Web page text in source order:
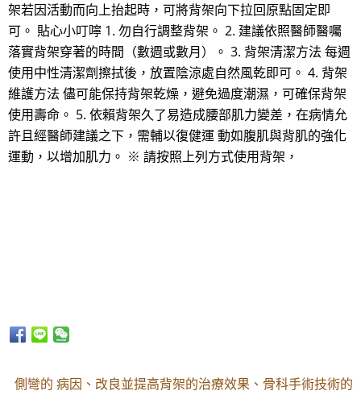
架若因活動而向上抬起時，可將背架向下拉回原點固定即
可。 貼心小叮嚀 1. 勿自行調整背架。 2. 建議依照醫師醫囑
落實背架穿著的時間（數週或數月）。 3. 背架清潔方法 每週
使用中性清潔劑擦拭後，放置陰涼處自然風乾即可。 4. 背架
維護方法 儘可能保持背架乾燥，避免過度潮濕，可確保背架
使用壽命。 5. 依賴背架久了易造成腰部肌力變差，在病情允
許且經醫師建議之下，需輔以復健運 動如腹肌與背肌的強化
運動，以增加肌力。 ※ 請按照上列方式使用背架，
側彎的 病因、改良並提高背架的治療效果、骨科手術技術的